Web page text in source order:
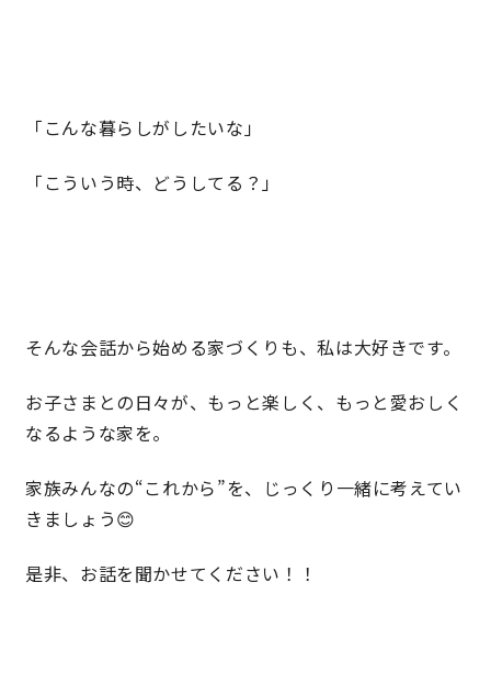
「こんな暮らしがしたいな」
「こういう時、どうしてる？」
そんな会話から始める家づくりも、私は大好きです。
お子さまとの日々が、もっと楽しく、もっと愛おしく
なるような家を。
家族みんなの“これから”を、じっくり一緒に考えてい
きましょう😊
是非、お話を聞かせてください！！